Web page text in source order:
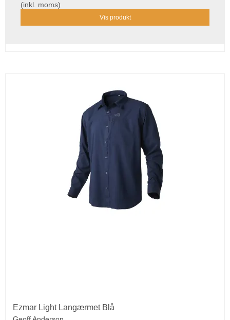
(inkl. moms)
Vis produkt
Ezmar Light Langærmet Blå